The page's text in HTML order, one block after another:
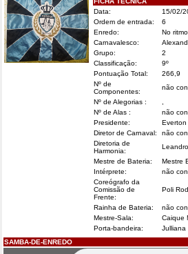
Data:
15/02/
Ordem de entrada:
6
Enredo:
No
Carnavalesco:
Grupo:
2
Classificação:
9º
Pontuação Total:
266,9
Nº de
Componentes:
não
Nº de Alegorias :
Nº de Alas :
não
Presidente:
Diretor de Carnaval:
não
Diretoria de
Harmonia:
Mestre de Bateria:
Mestre
Intérprete:
não
Coreógrafo da
Comissão de
Frente:
Poli
Rainha de Bateria:
não
Mestre-Sala:
Caique
Porta-bandeira:
Julliana
SAMBA-DE-ENREDO